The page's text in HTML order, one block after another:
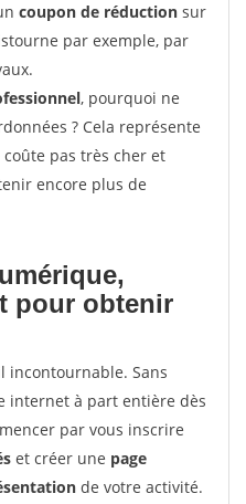
coupon de réduction sur
par exemple, par
, pourquoi ne
? Cela représente
pas très cher et
encore plus de
pour obtenir
Sans
internet à part entière dès
par vous inscrire
et créer une page
de votre activité.